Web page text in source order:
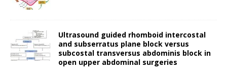
Ultrasound guided rhomboid intercostal
and subserratus plane block versus
subcostal transversus abdominis block in
open upper abdominal surgeries